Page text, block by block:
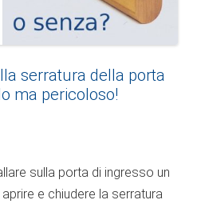
serratura della porta
ma pericoloso!
sulla porta di ingresso un
e chiudere la serratura